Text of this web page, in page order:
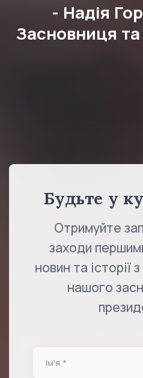
- Надія
Засновниця
Будьте у
Отримуйте
заходи
новин та історії
нашого
Ім'я *